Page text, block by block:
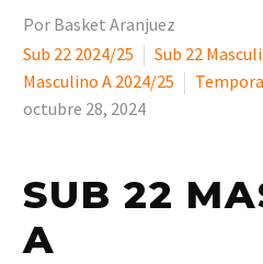
Por Basket Aranjuez
Sub 22 2024/25
Sub 22
Masculino A 2024/25
octubre 28, 2024
SUB 22
A